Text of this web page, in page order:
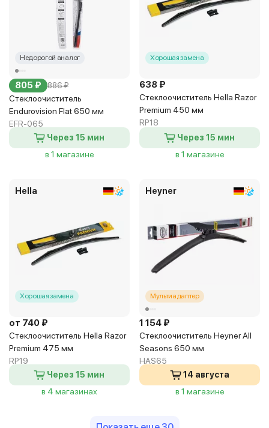
Недорогой аналог
805 ₽ 886 ₽
Стеклоочиститель
Endurovision Flat 650 мм
EFR-065
Через 15 мин
в 1 магазине
Хорошая замена
638 ₽
Стеклоочиститель Hella Razor
Premium 450 мм
RP18
Через 15 мин
в 1 магазине
Hella
Хорошая замена
от 740 ₽
Стеклоочиститель Hella Razor
Premium 475 мм
RP19
Через 15 мин
в 4 магазинах
Heyner
Мультиадаптер
1 154 ₽
Стеклоочиститель Heyner All
Seasons 650 мм
HAS65
14 августа
в 1 магазине